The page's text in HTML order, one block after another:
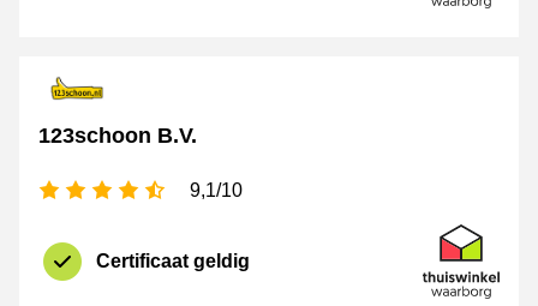
123schoon B.V.
4,5 sterren
9,1/10
Certificaat geldig
certificaat
Thuiswinkel